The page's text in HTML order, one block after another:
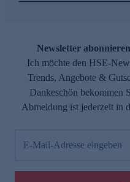
Newsletter
Ich möchte den HSE-
Trends, Angebote &
Dankeschön bekommen
Abmeldung ist jederzeit in
E-Mail-Adresse eingeben